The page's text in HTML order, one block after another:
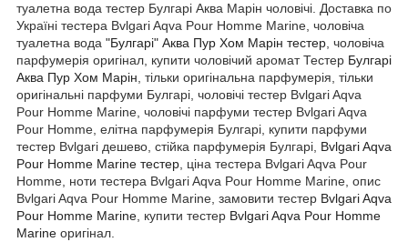
туалетна вода тестер Булгарі Аква Марін чоловічі. Доставка по
Україні тестера Bvlgari Aqva Pour Homme Marine, чоловіча
туалетна вода "Булгарі" Аква Пур Хом Марін тестер, чоловіча
парфумерія оригінал, купити чоловічий аромат Тестер Булгарі
Аква Пур Хом Марін, тільки оригінальна парфумерія, тільки
оригінальні парфуми Булгарі, чоловічі тестер Bvlgari Aqva
Pour Homme Marine, чоловічі парфуми тестер Bvlgari Aqva
Pour Homme, елітна парфумерія Булгарі, купити парфуми
тестер Bvlgari дешево, стійка парфумерія Булгарі, Bvlgari Aqva
Pour Homme Marine тестер, ціна тестера Bvlgari Aqva Pour
Homme, ноти тестера Bvlgari Aqva Pour Homme Marine, опис
Bvlgari Aqva Pour Homme Marine, замовити тестер Bvlgari Aqva
Pour Homme Marine, купити тестер Bvlgari Aqva Pour Homme
Marine оригінал.